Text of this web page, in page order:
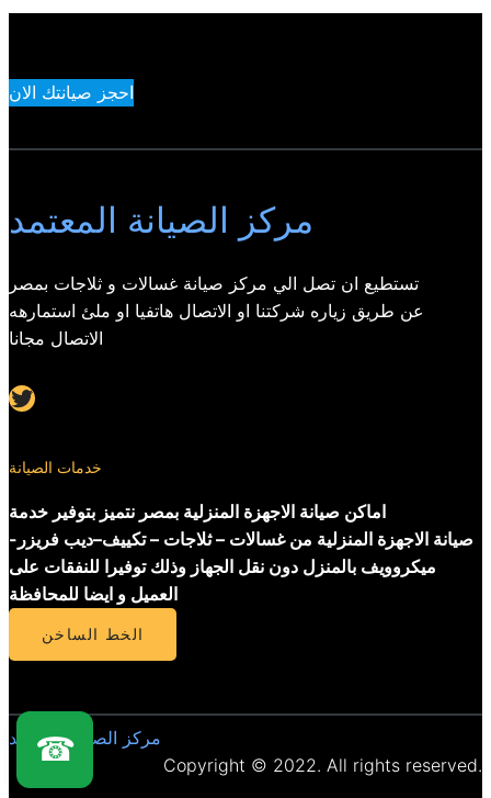
احجز صيانتك الان
مركز الصيانة المعتمد
تستطيع ان تصل الي مركز صيانة غسالات و ثلاجات بمصر
عن طريق زياره شركتنا او الاتصال هاتفيا او ملئ استمارهه
الاتصال مجانا
Twitter
خدمات الصيانة
اماكن صيانة الاجهزة المنزلية بمصر نتميز بتوفير خدمة
صيانة الاجهزة المنزلية من غسالات – ثلاجات – تكييف–ديب فريزر-
ميكروويف بالمنزل دون نقل الجهاز وذلك توفيرا للنفقات على
العميل و ايضا للمحافظة
الخط الساخن
مركز الصيانة المعتمد
Copyright © 2022. All rights reserved.
☎